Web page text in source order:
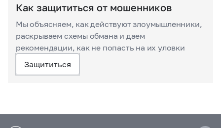
Как защититься от мошенников
Мы объясняем, как действуют злоумышленники,
раскрываем схемы обмана и даем
рекомендации, как не попасть на их уловки
Защититься